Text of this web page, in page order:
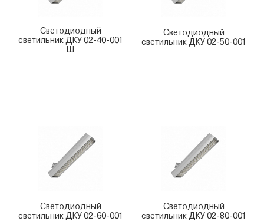
Светодиодный
светильник ДКУ 02-40-001
Ш
Светодиодный
светильник ДКУ 02-50-001
Светодиодный
светильник ДКУ 02-60-001
Светодиодный
светильник ДКУ 02-80-001